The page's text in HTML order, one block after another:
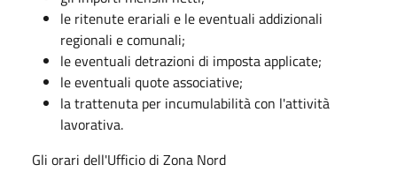
le ritenute erariali e le eventuali addizionali
regionali e comunali;
le eventuali detrazioni di imposta applicate;
le eventuali quote associative;
la trattenuta per incumulabilità con l'attività
lavorativa.
Gli orari dell'Ufficio di Zona Nord